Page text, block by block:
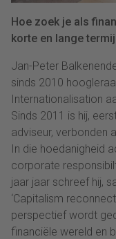
Hoe zoek je als
korte en lange
Jan-Peter
sinds 2010
Internationalisation
Sinds 2011 is hij,
adviseur, verbonden
In die hoedanigheid
corporate
jaar jaar schreef hij,
‘Capitalism
perspectief wordt
financiële wereld en